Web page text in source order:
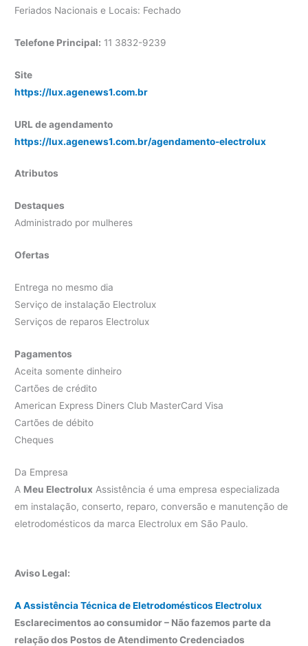
Feriados Nacionais e Locais: Fechado
Telefone Principal: 11 3832-9239
Site
https://lux.agenews1.com.br
URL de agendamento
https://lux.agenews1.com.br/agendamento-electrolux
Atributos
Destaques
Administrado por mulheres
Ofertas
Entrega no mesmo dia
Serviço de instalação Electrolux
Serviços de reparos Electrolux
Pagamentos
Aceita somente dinheiro
Cartões de crédito
American Express Diners Club MasterCard Visa
Cartões de débito
Cheques
Da Empresa
A Meu Electrolux Assistência é uma empresa especializada
em instalação, conserto, reparo, conversão e manutenção de
eletrodomésticos da marca Electrolux em São Paulo.
Aviso Legal:
A Assistência Técnica de Eletrodomésticos Electrolux
Esclarecimentos ao consumidor – Não fazemos parte da
relação dos Postos de Atendimento Credenciados